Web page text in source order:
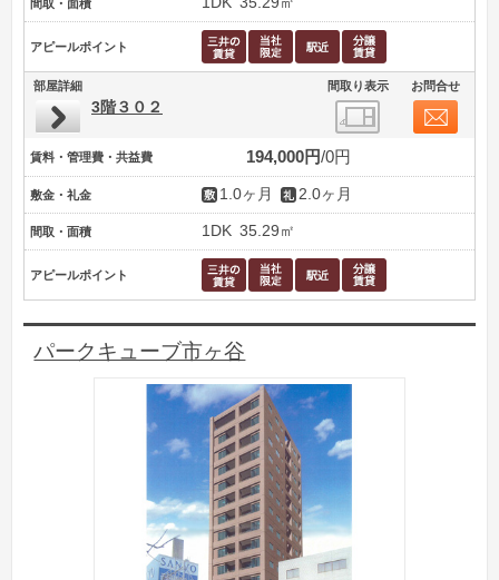
間取・面積
アピールポイント
部屋詳細 間取り表示 お問合せ
3階３０２
賃料・管理費・共益費 194,000円 0円
敷金・礼金 1.0ヶ月 2.0ヶ月
間取・面積 1DK 35.29㎡
アピールポイント
パークキューブ市ヶ谷